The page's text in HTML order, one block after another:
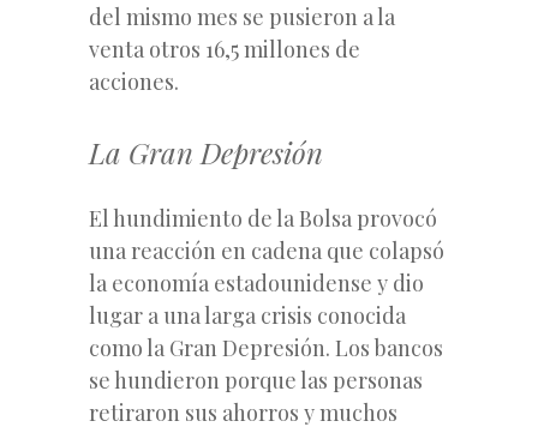
del mismo mes se pusieron a la
venta otros 16,5 millones de
acciones.
La Gran Depresión
El hundimiento de la Bolsa provocó
una reacción en cadena que colapsó
la economía estadounidense y dio
lugar a una larga crisis conocida
como la Gran Depresión. Los bancos
se hundieron porque las personas
retiraron sus ahorros y muchos